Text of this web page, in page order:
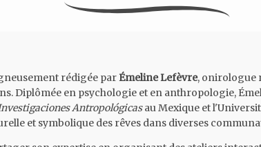
rédigée par Émeline Lefèvre, onirologue
Diplômée en psychologie et en anthropologie,
Antropológicasau Mexique et
et symbolique des rêves dans diverses